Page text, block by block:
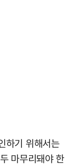
하기 위해서는
마무리돼야 한